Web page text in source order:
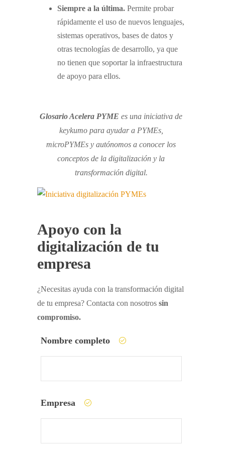
Siempre a la última. Permite probar
rápidamente el uso de nuevos lenguajes,
sistemas operativos, bases de datos y
otras tecnologías de desarrollo, ya que
no tienen que soportar la infraestructura
de apoyo para ellos.
Glosario Acelera PYME es una iniciativa de
keykumo para ayudar a PYMEs,
microPYMEs y autónomos a conocer los
conceptos de la digitalización y la
transformación digital.
Apoyo con la
digitalización de tu
empresa
¿Necesitas ayuda con la transformación digital
de tu empresa? Contacta con nosotros sin
compromiso.
Nombre completo
Empresa